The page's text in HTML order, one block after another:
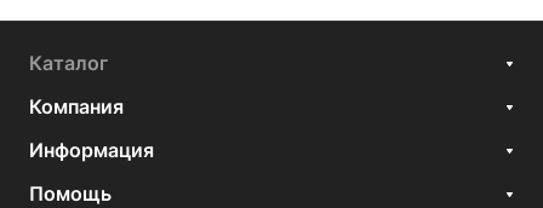
Каталог
Компания
Информация
Помощь